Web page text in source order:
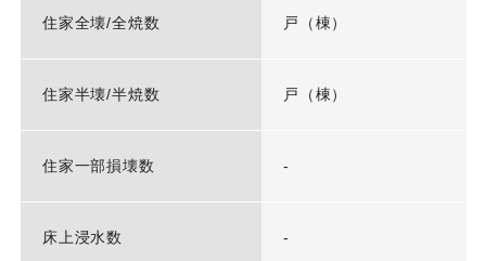
住家全壊/全焼数 戸（棟）
住家半壊/半焼数 戸（棟）
住家一部損壊数 -
床上浸水数 -